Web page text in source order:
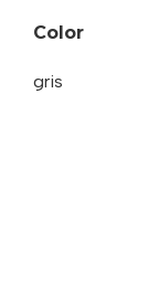
Color
gris